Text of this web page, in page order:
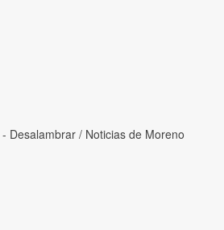
- Desalambrar / Noticias de Moreno